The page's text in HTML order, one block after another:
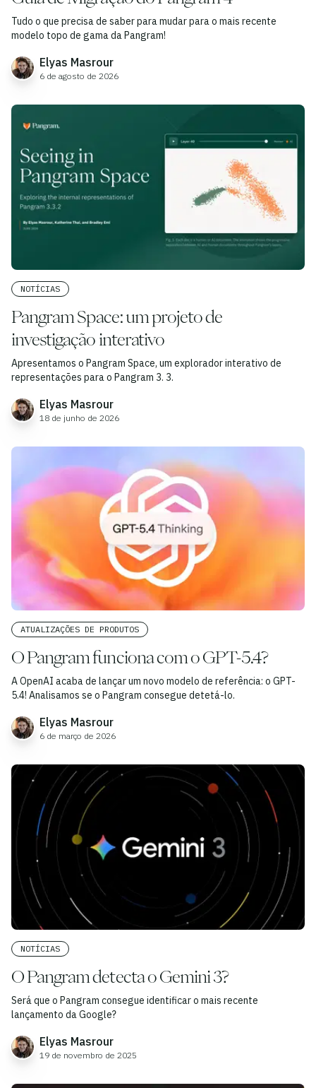
Tudo o que precisa de saber para mudar para o mais recente
modelo topo de gama da Pangram!
Elyas Masrour
6 de agosto de 2026
NOTÍCIAS
Pangram Space: um projeto de
investigação interativo
Apresentamos o Pangram Space, um explorador interativo de
representações para o Pangram 3. 3.
Elyas Masrour
18 de junho de 2026
ATUALIZAÇÕES DE PRODUTOS
O Pangram funciona com o GPT-5.4?
A OpenAI acaba de lançar um novo modelo de referência: o GPT-
5.4! Analisamos se o Pangram consegue detetá-lo.
Elyas Masrour
6 de março de 2026
NOTÍCIAS
O Pangram detecta o Gemini 3?
Será que o Pangram consegue identificar o mais recente
lançamento da Google?
Elyas Masrour
19 de novembro de 2025